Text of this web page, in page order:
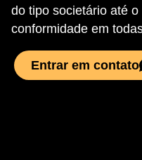
do tipo societário até
conformidade em
Entrar em contato